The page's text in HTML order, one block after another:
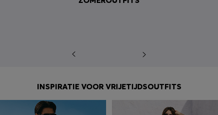
INSPIRATIE VOOR VRIJETIJDSOUTFITS